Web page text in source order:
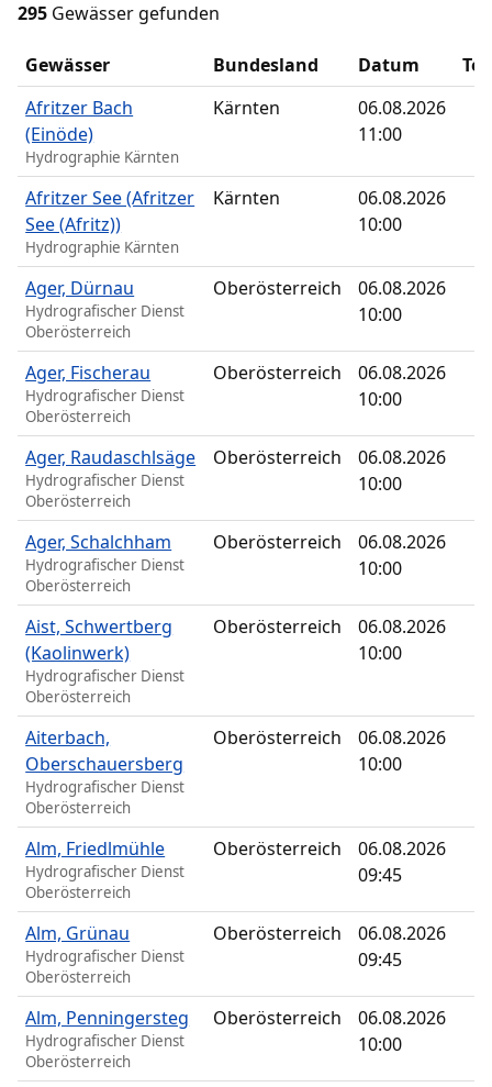
295 Gewässer gefunden
Gewässer Bundesland Datum
Afritzer Bach
(Einöde)
Hydrographie Kärnten
Kärnten
06.08.2026
11:00
Afritzer See (Afritzer
See (Afritz))
Hydrographie Kärnten
Kärnten
06.08.2026
10:00
Ager, Dürnau
Hydrografischer Dienst
Oberösterreich
Oberösterreich
06.08.2026
10:00
Ager, Fischerau
Hydrografischer Dienst
Oberösterreich
Oberösterreich
06.08.2026
10:00
Ager, Raudaschlsäge
Hydrografischer Dienst
Oberösterreich
Oberösterreich
06.08.2026
10:00
Ager, Schalchham
Hydrografischer Dienst
Oberösterreich
Oberösterreich
06.08.2026
10:00
Aist, Schwertberg
(Kaolinwerk)
Hydrografischer Dienst
Oberösterreich
Oberösterreich
06.08.2026
10:00
Aiterbach,
Oberschauersberg
Hydrografischer Dienst
Oberösterreich
Oberösterreich
06.08.2026
10:00
Alm, Friedlmühle
Hydrografischer Dienst
Oberösterreich
Oberösterreich
06.08.2026
09:45
Alm, Grünau
Hydrografischer Dienst
Oberösterreich
Oberösterreich
06.08.2026
09:45
Alm, Penningersteg
Hydrografischer Dienst
Oberösterreich
Oberösterreich
06.08.2026
10:00